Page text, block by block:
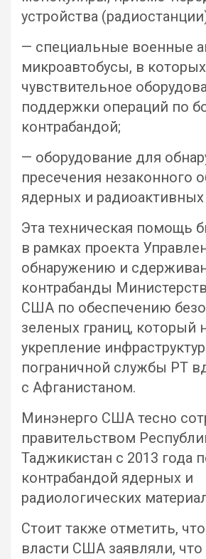
устройства
— специальные военные
микроавтобусы, в
чувствительное
поддержки операций по
контрабандой;
— оборудование для
пресечения незаконного
ядерных и радиоактивных
Эта техническая помощь
в рамках проекта
обнаружению и
контрабанды
США по обеспечению
зеленых границ, который
укрепление
пограничной службы РТ
с Афганистаном.
Минэнерго США тесно
правительством
Таджикистан с 2013 года
контрабандой ядерных и
радиологических
Стоит также отметить,
власти США заявляли,